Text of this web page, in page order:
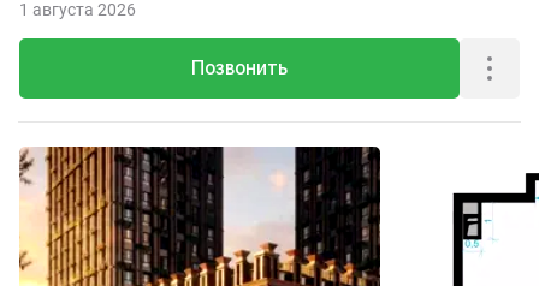
Позвонить
1 августа 2026